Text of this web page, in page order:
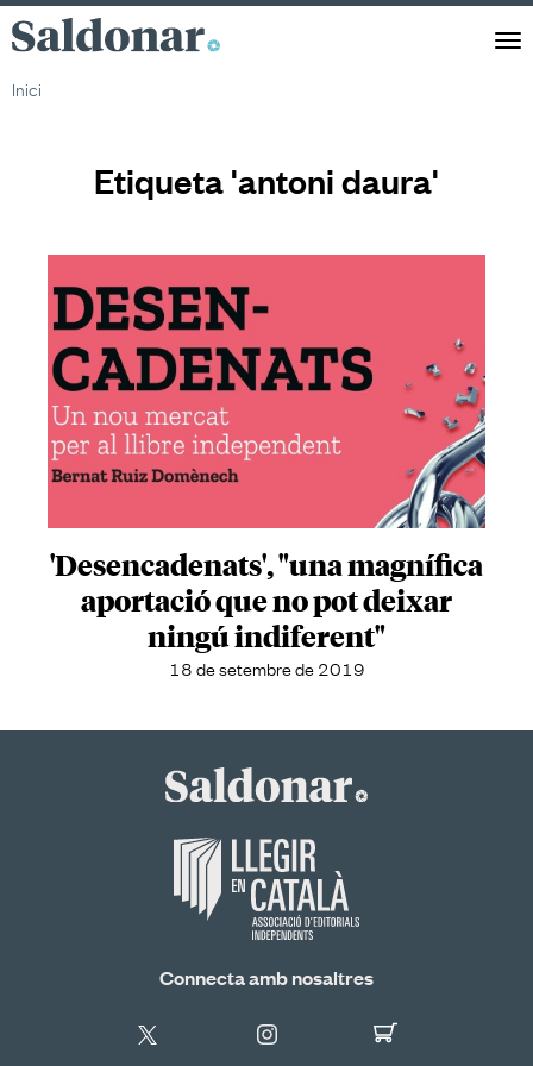
Saldonar
Inici
Etiqueta 'antoni daura'
'Desencadenats', "una magnífica
aportació que no pot deixar
ningú indiferent"
18 de setembre de 2019
Connecta amb nosaltres